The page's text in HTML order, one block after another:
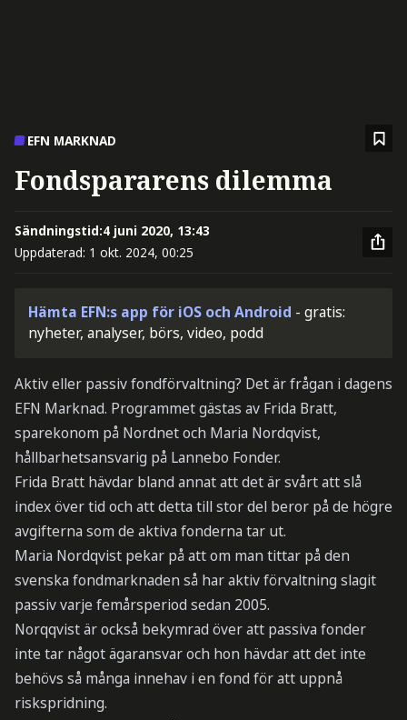
EFN MARKNAD
Fondspararens dilemma
Sändningstid:4 juni 2020, 13:43
Uppdaterad: 1 okt. 2024, 00:25
Hämta EFN:s app för iOS och Android - gratis:
nyheter, analyser, börs, video, podd
Aktiv eller passiv fondförvaltning? Det är frågan i dagens
EFN Marknad. Programmet gästas av Frida Bratt,
sparekonom på Nordnet och Maria Nordqvist,
hållbarhetsansvarig på Lannebo Fonder.
Frida Bratt hävdar bland annat att det är svårt att slå
index över tid och att detta till stor del beror på de högre
avgifterna som de aktiva fonderna tar ut.
Maria Nordqvist pekar på att om man tittar på den
svenska fondmarknaden så har aktiv förvaltning slagit
passiv varje femårsperiod sedan 2005.
Norqqvist är också bekymrad över att passiva fonder
inte tar något ägaransvar och hon hävdar att det inte
behövs så många innehav i en fond för att uppnå
riskspridning.